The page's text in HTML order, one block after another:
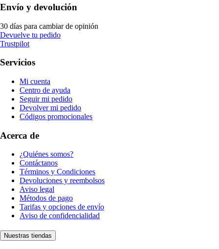
Envío y devolución
30 días para cambiar de opinión
Devuelve tu pedido
Trustpilot
Servicios
Mi cuenta
Centro de ayuda
Seguir mi pedido
Devolver mi pedido
Códigos promocionales
Acerca de
¿Quiénes somos?
Contáctanos
Términos y Condiciones
Devoluciones y reembolsos
Aviso legal
Métodos de pago
Tarifas y opciones de envío
Aviso de confidencialidad
Nuestras tiendas